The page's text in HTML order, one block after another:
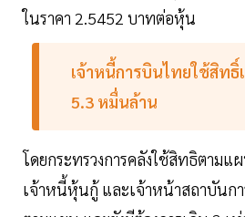
ในราคา 2.5452 บาทต่อหุ้น
เจ้าหนี้การบินไทยใช้สิท
5.3 หมื่นล้าน
โดยกระทรวงการคลังใช้สิทธิตา
เจ้าหนี้หุ้นกู้ และเจ้าหน้าสถาบันก